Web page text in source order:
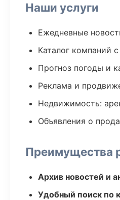
Наши услуги
Ежедневные
Каталог компаний
Прогноз погоды и
Реклама и
Недвижимость:
Объявления о
Преимущества
Архив новостей и
Удобный поиск по